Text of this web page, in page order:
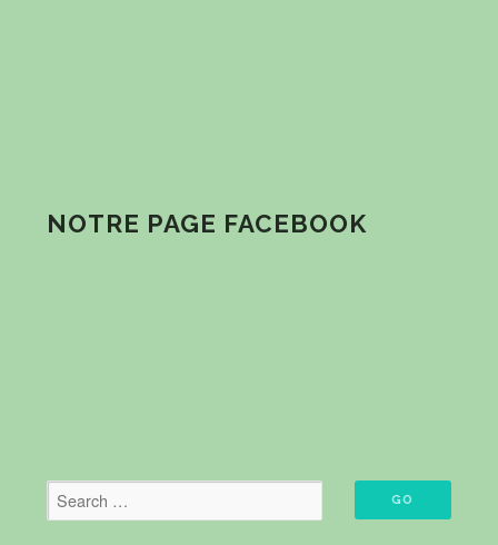
NOTRE PAGE FACEBOOK